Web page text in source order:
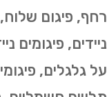
רחף, פיגום שלוח,
ניידים, פיגומים
על גלגלים,